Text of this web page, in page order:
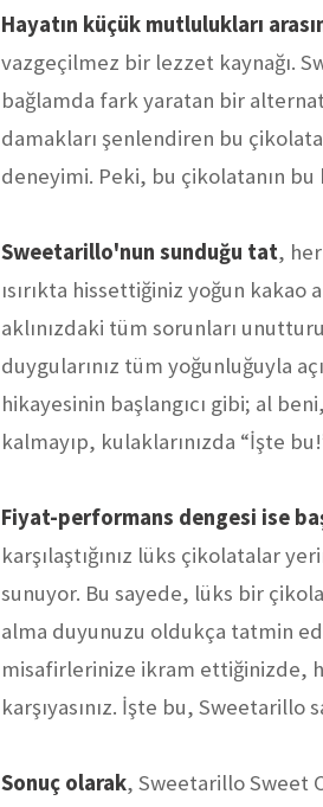
Hayatın küçük mutlulukları
vazgeçilmez bir lezzet kaynağı.
bağlamda fark yaratan bir
damakları şenlendiren bu
deneyimi. Peki, bu çikolatanın bu
Sweetarillo'nun sunduğu tat,
ısırıkta hissettiğiniz yoğun kakao
aklınızdaki tüm sorunları
duygularınız tüm yoğunluğuyla
hikayesinin başlangıcı gibi; al
kalmayıp, kulaklarınızda “İşte
Fiyat-performans dengesi ise
karşılaştığınız lüks çikolatalar
sunuyor. Bu sayede, lüks bir
alma duyunuzu oldukça tatmin
misafirlerinize ikram ettiğinizde,
karşıyasınız. İşte bu, Sweetarillo
Sonuç olarak, Sweetarillo Sweet